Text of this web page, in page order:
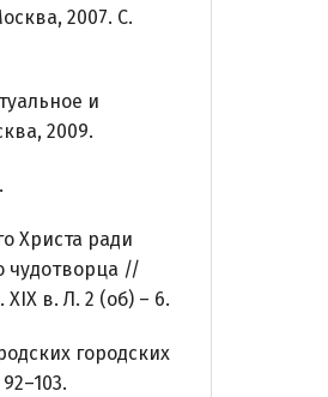
2007. С.
и
2009.
Христа ради
чудотворца //
в. Л. 2 (об) – 6.
городских